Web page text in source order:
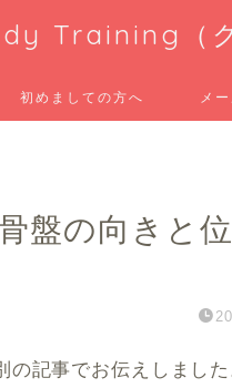
Training（ク
初めましての方へ メ
盤の向きと
記事でお伝えしました